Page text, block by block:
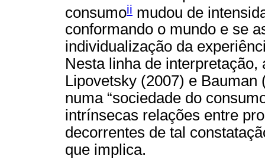
consumoii mudou de
conformando o mundo e se
individualização da
Nesta linha de
Lipovetsky (2007) e
numa “sociedade do
intrínsecas relações entre
decorrentes de tal
que implica.